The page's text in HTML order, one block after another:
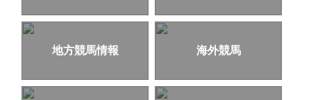
地方競馬情報 海外競馬